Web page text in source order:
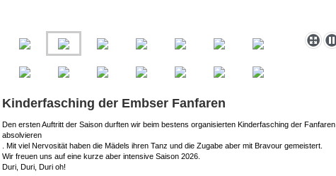
Kinderfasching der Embser Fanfaren
Den ersten Auftritt der Saison durften wir beim bestens organisierten Kinderfasching der Fanfaren
absolvieren
. Mit viel Nervosität haben die Mädels ihren Tanz und die Zugabe aber mit Bravour gemeistert.
Wir freuen uns auf eine kurze aber intensive Saison 2026.
Duri, Duri, Duri oh!